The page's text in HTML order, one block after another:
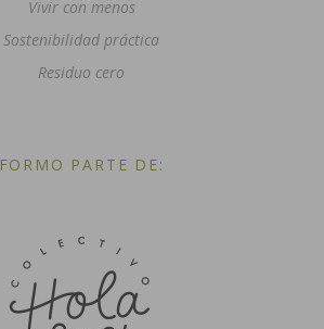
Vivir con menos
Sostenibilidad práctica
Residuo cero
FORMO PARTE DE: